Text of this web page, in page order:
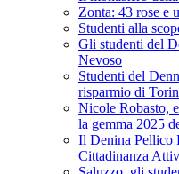
Zonta: 43 rose e
Studenti alla
Gli studenti del
Nevoso
Studenti del
risparmio di
Nicole Robasto,
la gemma 2025
Il Denina Pellico
Cittadinanza